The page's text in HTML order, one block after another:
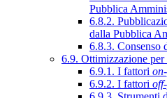
Pubblica
6.8.2.
dalla Pubblica
6.8.3. Consenso
6.9. Ottimizzazione
6.9.1. I fattori
6.9.2. I fattori